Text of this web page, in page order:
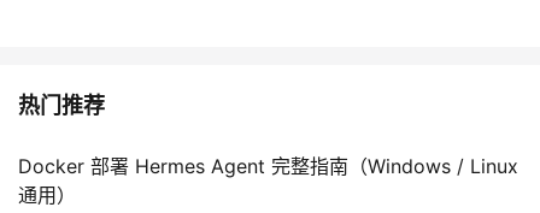
热门推荐
Docker 部署 Hermes Agent 完整指南（Windows / Linux
通用）